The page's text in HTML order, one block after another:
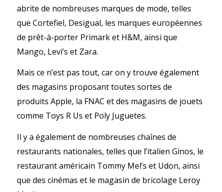
abrite de nombreuses marques de mode, telles
que Cortefiel, Desigual, les marques européennes
de prêt-à-porter Primark et H&M, ainsi que
Mango, Levi’s et Zara.
Mais ce n’est pas tout, car on y trouve également
des magasins proposant toutes sortes de
produits Apple, la FNAC et des magasins de jouets
comme Toys R Us et Poly Juguetes.
Il y a également de nombreuses chaînes de
restaurants nationales, telles que l’italien Ginos, le
restaurant américain Tommy Mel’s et Udon, ainsi
que des cinémas et le magasin de bricolage Leroy